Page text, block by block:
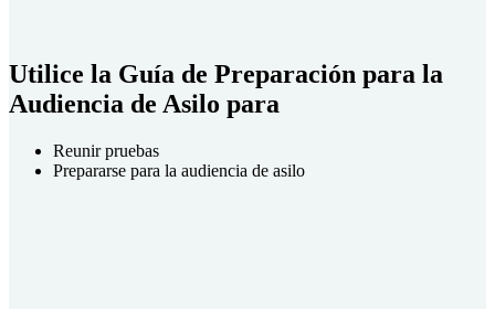
Utilice la Guía de Preparación para la
Audiencia de Asilo para
Reunir pruebas
Prepararse para la audiencia de asilo